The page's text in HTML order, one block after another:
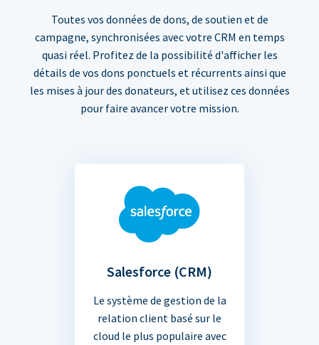
Toutes vos données de dons, de soutien et de
campagne, synchronisées avec votre CRM en temps
quasi réel. Profitez de la possibilité d'afficher les
détails de vos dons ponctuels et récurrents ainsi que
les mises à jour des donateurs, et utilisez ces données
pour faire avancer votre mission.
Salesforce (CRM)
Le système de gestion de la
relation client basé sur le
cloud le plus populaire avec